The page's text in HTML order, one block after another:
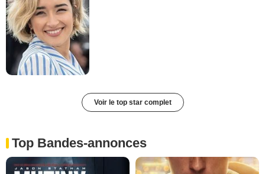
Voir le top star complet
Top Bandes-annonces